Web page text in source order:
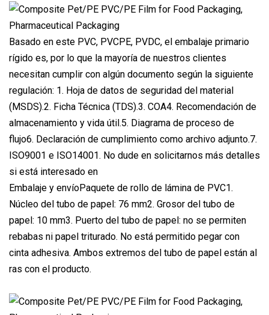
Basado en este PVC, PVCPE, PVDC, el embalaje primario
rígido es, por lo que la mayoría de nuestros clientes
necesitan cumplir con algún documento según la siguiente
regulación: 1. Hoja de datos de seguridad del material
(MSDS).2. Ficha Técnica (TDS).3. COA4. Recomendación de
almacenamiento y vida útil.5. Diagrama de proceso de
flujo6. Declaración de cumplimiento como archivo adjunto.7.
ISO9001 e ISO14001. No dude en solicitarnos más detalles
si está interesado en
Embalaje y envíoPaquete de rollo de lámina de PVC1.
Núcleo del tubo de papel: 76 mm2. Grosor del tubo de
papel: 10 mm3. Puerto del tubo de papel: no se permiten
rebabas ni papel triturado. No está permitido pegar con
cinta adhesiva. Ambos extremos del tubo de papel están al
ras con el producto.